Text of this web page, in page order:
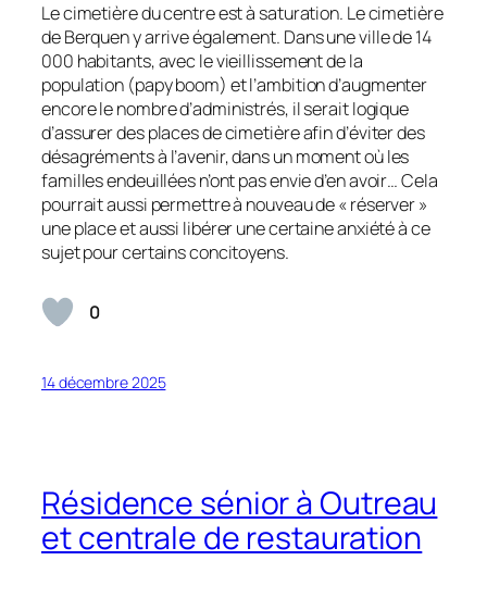
Le cimetière du centre est à saturation. Le cimetière
de Berquen y arrive également. Dans une ville de 14
000 habitants, avec le vieillissement de la
population (papy boom) et l’ambition d’augmenter
encore le nombre d’administrés, il serait logique
d’assurer des places de cimetière afin d’éviter des
désagréments à l’avenir, dans un moment où les
familles endeuillées n’ont pas envie d’en avoir… Cela
pourrait aussi permettre à nouveau de « réserver »
une place et aussi libérer une certaine anxiété à ce
sujet pour certains concitoyens.
0
14 décembre 2025
Résidence sénior à Outreau
et centrale de restauration